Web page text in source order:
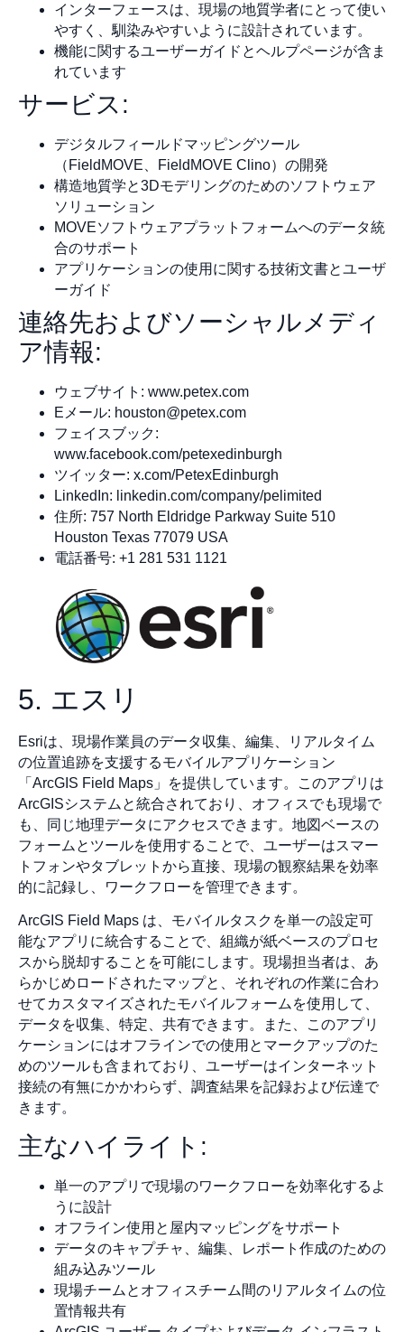
インターフェースは、現場の地質学者にとって使い
やすく、馴染みやすいように設計されています。
機能に関するユーザーガイドとヘルプページが含ま
れています
サービス:
デジタルフィールドマッピングツール
（FieldMOVE、FieldMOVE Clino）の開発
構造地質学と3Dモデリングのためのソフトウェア
ソリューション
MOVEソフトウェアプラットフォームへのデータ統
合のサポート
アプリケーションの使用に関する技術文書とユーザ
ーガイド
連絡先およびソーシャルメディ
ア情報:
ウェブサイト: www.petex.com
Eメール: houston@petex.com
フェイスブック:
www.facebook.com/petexedinburgh
ツイッター: x.com/PetexEdinburgh
LinkedIn: linkedin.com/company/pelimited
住所: 757 North Eldridge Parkway Suite 510
Houston Texas 77079 USA
電話番号: +1 281 531 1121
5. エスリ
Esriは、現場作業員のデータ収集、編集、リアルタイム
の位置追跡を支援するモバイルアプリケーション
「ArcGIS Field Maps」を提供しています。このアプリは
ArcGISシステムと統合されており、オフィスでも現場で
も、同じ地理データにアクセスできます。地図ベースの
フォームとツールを使用することで、ユーザーはスマー
トフォンやタブレットから直接、現場の観察結果を効率
的に記録し、ワークフローを管理できます。
ArcGIS Field Maps は、モバイルタスクを単一の設定可
能なアプリに統合することで、組織が紙ベースのプロセ
スから脱却することを可能にします。現場担当者は、あ
らかじめロードされたマップと、それぞれの作業に合わ
せてカスタマイズされたモバイルフォームを使用して、
データを収集、特定、共有できます。また、このアプリ
ケーションにはオフラインでの使用とマークアップのた
めのツールも含まれており、ユーザーはインターネット
接続の有無にかかわらず、調査結果を記録および伝達で
きます。
主なハイライト:
単一のアプリで現場のワークフローを効率化するよ
うに設計
オフライン使用と屋内マッピングをサポート
データのキャプチャ、編集、レポート作成のための
組み込みツール
現場チームとオフィスチーム間のリアルタイムの位
置情報共有